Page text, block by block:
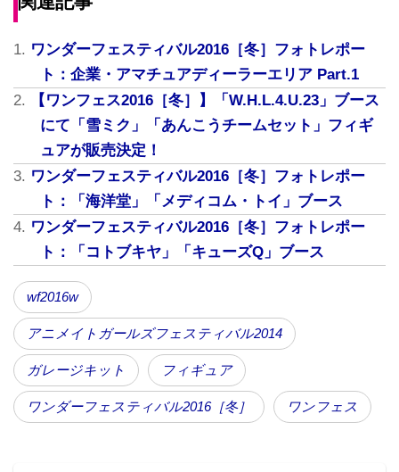
ワンダーフェスティバル2016［冬］フォトレポー
ト：企業・アマチュアディーラーエリア Part.1
【ワンフェス2016［冬］】「W.H.L.4.U.23」ブース
にて「雪ミク」「あんこうチームセット」フィギ
ュアが販売決定！
ワンダーフェスティバル2016［冬］フォトレポー
ト：「海洋堂」「メディコム・トイ」ブース
ワンダーフェスティバル2016［冬］フォトレポー
ト：「コトブキヤ」「キューズQ」ブース
wf2016w
アニメイトガールズフェスティバル2014
ガレージキット フィギュア
ワンダーフェスティバル2016［冬］ ワンフェス